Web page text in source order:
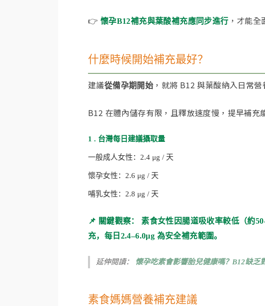
👉 懷孕B12補充與葉酸補充應同步進行 ，才能
什麼時候開始補充最好？
建議從備孕期開始 ，就將 B12 與葉酸納入日常營
B12 在體內儲存有限，且釋放速度慢，提早補充
1 . 台灣每日建議攝取量
一般成人女性：2.4 μg / 天
懷孕女性：2.6 μg / 天
哺乳女性：2.8 μg / 天
📌 關鍵觀察： 素食女性因腸道吸收率較低（約
充， 每日2.4–6.0μg 為安全補充範圍。
延伸閱讀： 懷孕吃素會影響胎兒健康嗎？B12缺乏
素食媽媽營養補充建議